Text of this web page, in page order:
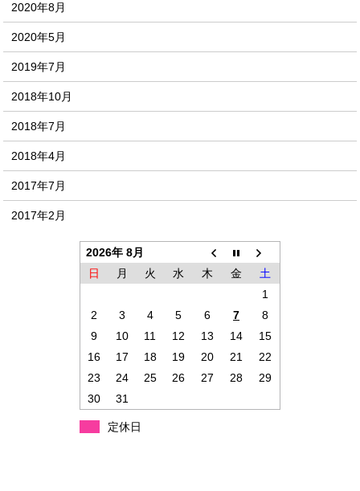
2020年8月
2020年5月
2019年7月
2018年10月
2018年7月
2018年4月
2017年7月
2017年2月
2026年 8月
日
月 火 水 木 金
土
1
2
3 4 5 6 7
8
9
10 11 12 13 14
15
16
17 18 19 20 21
22
23
24 25 26 27 28
29
30
31
定休日